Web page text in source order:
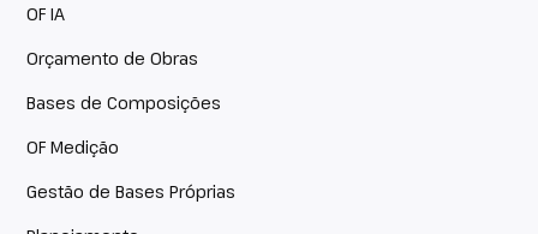
OF IA
Orçamento de Obras
Bases de Composições
OF Medição
Gestão de Bases Próprias